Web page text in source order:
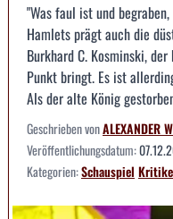
"Was faul ist und
Hamlets prägt auch die
Burkhard C. Kosminski,
Punkt bringt. Es ist
Als der alte König
Geschrieben vonALEXANDER
Veröffentlichungsdatum:
Kategorien:Schauspiel